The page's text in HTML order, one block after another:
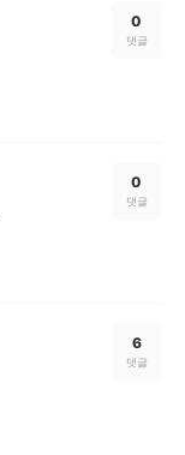
0
댓글
0
댓글
6
댓글